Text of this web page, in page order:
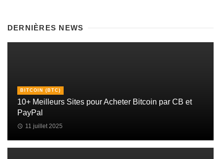
DERNIÈRES NEWS
BITCOIN (BTC)
10+ Meilleurs Sites pour Acheter Bitcoin par CB et
PayPal
11 juillet 2025